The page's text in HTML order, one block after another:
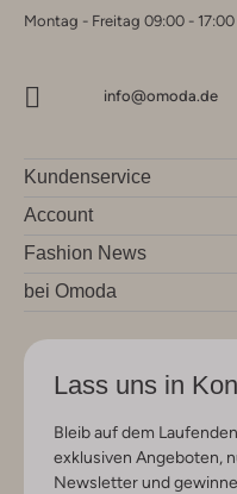
Montag - Freitag 09:00 - 17:00
info@omoda.de
Kundenservice
Account
Fashion News
bei Omoda
Lass uns in
Bleib auf dem
exklusiven Angeboten,
Newsletter und